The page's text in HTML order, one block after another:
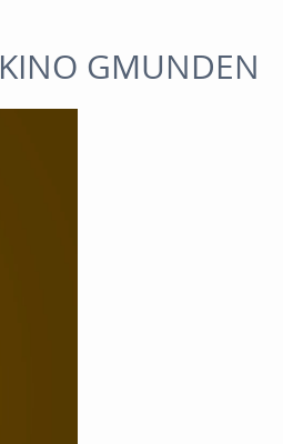
GMUNDEN